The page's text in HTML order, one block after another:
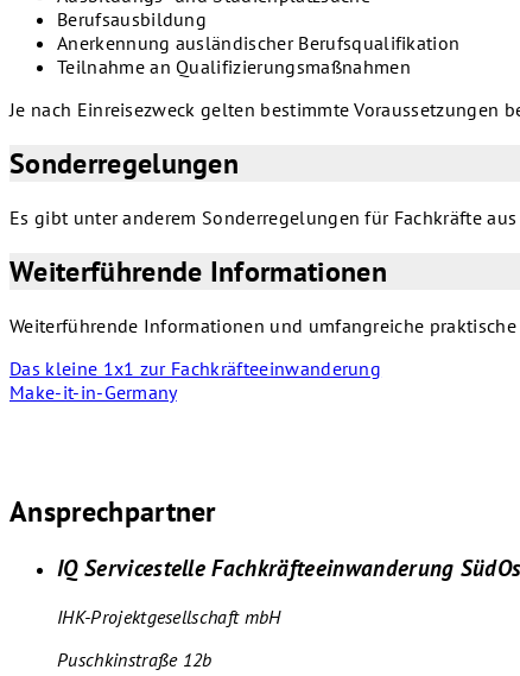
Berufsausbildung
Anerkennung ausländischer Berufsqualifikation
Teilnahme an Qualifizierungsmaßnahmen
Je nach Einreisezweck gelten bestimmte Voraussetzungen
Sonderregelungen
Es gibt unter anderem Sonderregelungen für Fachkräfte
Weiterführende Informationen
Weiterführende Informationen und umfangreiche
Das kleine 1x1 zur Fachkräfteeinwanderung
Make-it-in-Germany
Ansprechpartner
IQ Servicestelle Fachkräfteeinwanderung
IHK-Projektgesellschaft mbH
Puschkinstraße 12b